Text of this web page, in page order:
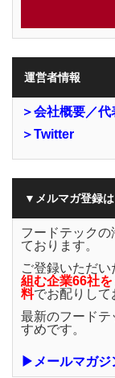
運営者情報
＞会社概要／
＞Twitter
▼メルマガ登録
フードテック
ております。
ご登録いただい
組む企業66社
料でお配りして
最新のフードテ
すめです。
▶メールマガジ